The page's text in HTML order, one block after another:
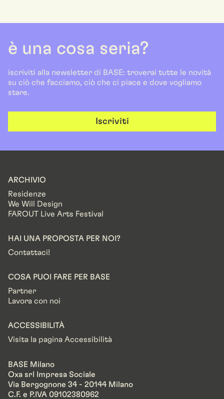
è una cosa seria?
iscriviti alla newsletter di BASE: troverai tutte le novità
su ciò che facciamo, ciò che ci piace e dove vogliamo
stare.
Iscriviti
ARCHIVIO
Residenze
We Will Design
FAROUT Live Arts Festival
HAI UNA PROPOSTA PER NOI?
Contattaci!
COSA PUOI FARE PER BASE
Partner
Lavora con noi
ACCESSIBILITÀ
Visita la pagina Accessibilità
BASE Milano
Oxa srl Impresa Sociale
Via Bergognone 34 - 20144 Milano
C.F. e P.IVA 09102380962